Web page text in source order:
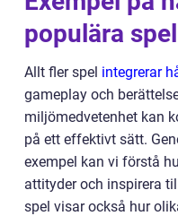
populära spel
Allt fler spel integrerar
gameplay och
miljömedvetenhet kan
på ett effektivt sätt.
exempel kan vi förstå
attityder och inspirera
spel visar också hur